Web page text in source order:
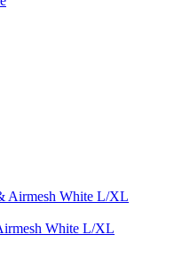
White L/XL